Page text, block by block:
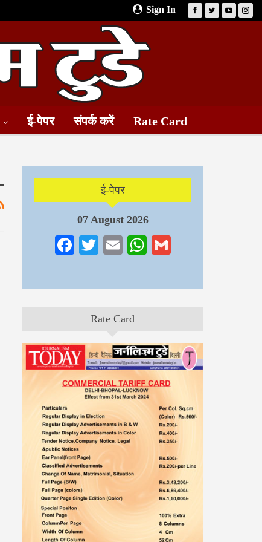
Sign In
ई-पेपर संपर्क करें Rate Card
ई-पेपर
07 August 2026
Facebook
TwitterEmailWhatsApp
Rate Card